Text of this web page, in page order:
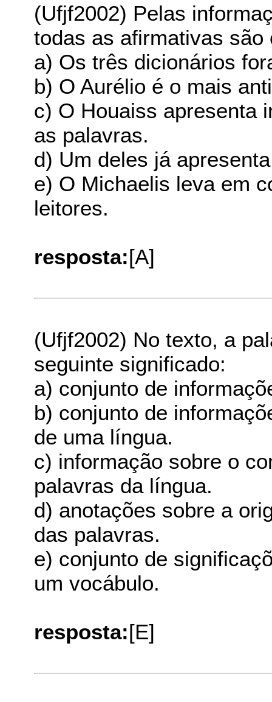
(Ufjf2002) Pelas
todas as afirmativas são
a) Os três dicionários
b) O Aurélio é o mais
c) O Houaiss apresenta
as palavras.
d) Um deles já
e) O Michaelis leva em
leitores.
resposta:[A]
(Ufjf2002) No texto, a
seguinte significado:
a) conjunto de
b) conjunto de
de uma língua.
c) informação sobre o
palavras da língua.
d) anotações sobre a
das palavras.
e) conjunto de
um vocábulo.
resposta:[E]